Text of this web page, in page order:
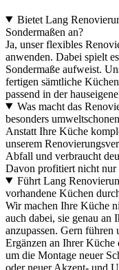
Bietet Lang
Sondermaßen an?
Ja, unser flexibles
anwenden. Dabei spielt
Sondermaße aufweist.
fertigen sämtliche
passend in der
Was macht das
besonders
Anstatt Ihre Küche
unserem
Abfall und verbraucht
Davon profitiert nicht nur
Führt Lang
vorhandene Küchen
Wir machen Ihre Küche
auch dabei, sie genau an
anzupassen. Gern
Ergänzen an Ihrer Küche
um die Montage neuer
oder neuer Akzent- und